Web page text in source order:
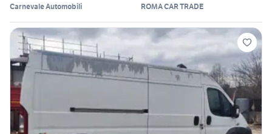
Carnevale Automobili ROMA CAR TRADE